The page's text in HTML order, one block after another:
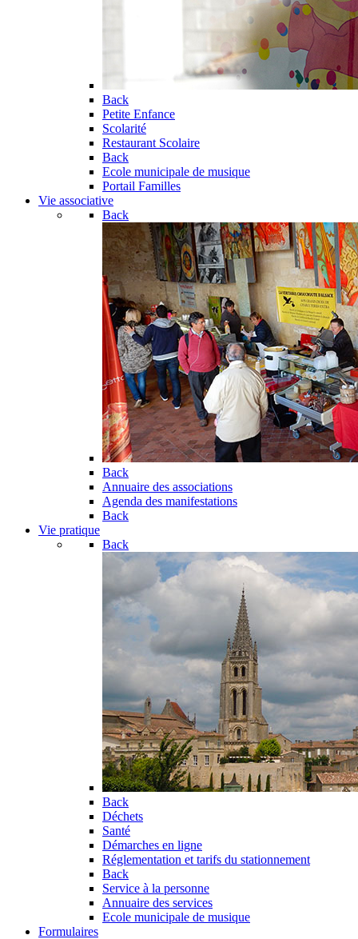
Back
Petite Enfance
Scolarité
Restaurant Scolaire
Back
Ecole municipale de musique
Portail Familles
Vie associative
Back
Back
Annuaire des associations
Agenda des manifestations
Back
Vie pratique
Back
Back
Déchets
Santé
Démarches en ligne
Réglementation et tarifs du stationnement
Back
Service à la personne
Annuaire des services
Ecole municipale de musique
Formulaires